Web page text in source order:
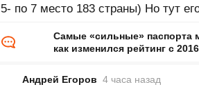
5- по 7 место 183 страны) Но тут
Самые «сильные» паспорта
как изменился рейтинг с
Андрей Егоров 4 часа назад